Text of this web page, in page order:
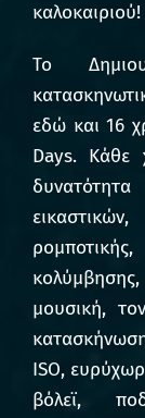
καλοκαιριού!
Το
εδώ και 16
Days. Κάθε
μουσική,
ISO,
βόλεϊ,